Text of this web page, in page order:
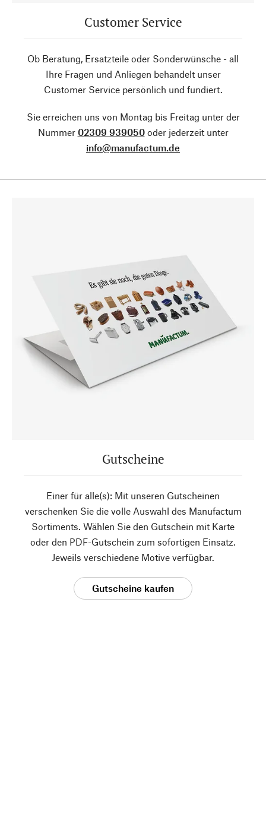
Customer Service
Ob Beratung, Ersatzteile oder Sonderwünsche - all
Ihre Fragen und Anliegen behandelt unser
Customer Service persönlich und fundiert.
Sie erreichen uns von Montag bis Freitag unter der
Nummer 02309 939050oder jederzeit unter
info@manufactum.de
Gutscheine
Einer für alle(s): Mit unseren Gutscheinen
verschenken Sie die volle Auswahl des Manufactum
Sortiments. Wählen Sie den Gutschein mit Karte
oder den PDF-Gutschein zum sofortigen Einsatz.
Jeweils verschiedene Motive verfügbar.
Gutscheine kaufen